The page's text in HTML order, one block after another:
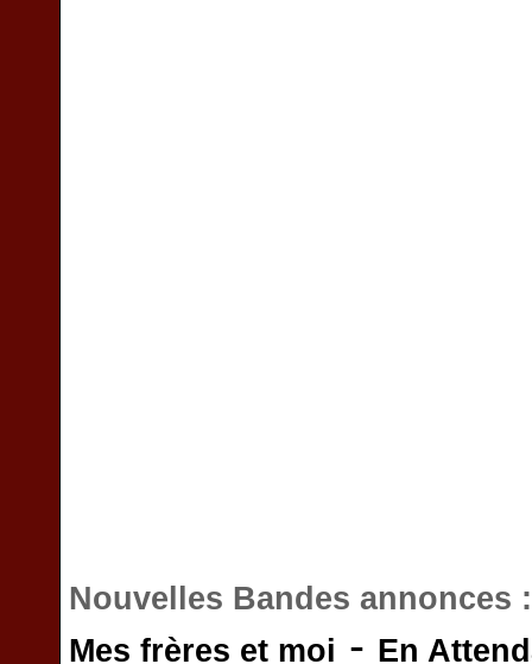
Nouvelles Bandes annonces
Mes frères et moi - En